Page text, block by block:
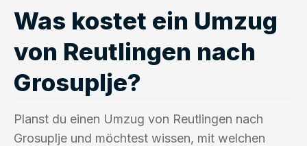
Was kostet ein Umzug
von Reutlingen nach
Grosuplje?
Planst du einen Umzug von Reutlingen nach
Grosuplje und möchtest wissen, mit welchen